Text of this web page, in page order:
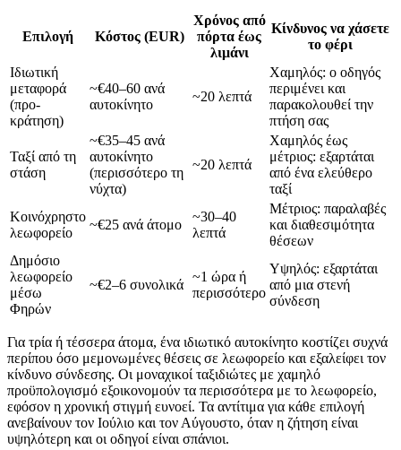
Επιλογή Κόστος (EUR)
Χρόνος από
πόρτα έως
λιμάνι
Κίνδυνος να χάσετε
το φέρι
Ιδιωτική
μεταφορά
(προ-
κράτηση)
~€40–60 ανά
αυτοκίνητο
~20 λεπτά
Χαμηλός: ο οδηγός
περιμένει και
παρακολουθεί την
πτήση σας
Ταξί από τη
στάση
~€35–45 ανά
αυτοκίνητο
(περισσότερο τη
νύχτα)
~20 λεπτά
Χαμηλός έως
μέτριος: εξαρτάται
από ένα ελεύθερο
ταξί
Κοινόχρηστο
λεωφορείο
~€25 ανά άτομο
~30–40
λεπτά
Μέτριος: παραλαβές
και διαθεσιμότητα
θέσεων
Δημόσιο
λεωφορείο
μέσω
Φηρών
~€2–6 συνολικά
~1 ώρα ή
περισσότερο
Υψηλός: εξαρτάται
από μια στενή
σύνδεση
Για τρία ή τέσσερα άτομα, ένα ιδιωτικό αυτοκίνητο κοστίζει συχνά
περίπου όσο μεμονωμένες θέσεις σε λεωφορείο και εξαλείφει τον
κίνδυνο σύνδεσης. Οι μοναχικοί ταξιδιώτες με χαμηλό
προϋπολογισμό εξοικονομούν τα περισσότερα με το λεωφορείο,
εφόσον η χρονική στιγμή ευνοεί. Τα αντίτιμα για κάθε επιλογή
ανεβαίνουν τον Ιούλιο και τον Αύγουστο, όταν η ζήτηση είναι
υψηλότερη και οι οδηγοί είναι σπάνιοι.